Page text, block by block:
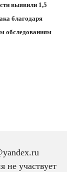
выявили 1,5
благодаря
обследованиям
не участвует